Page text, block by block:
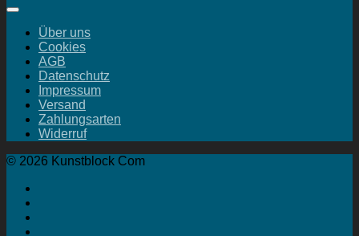
Über uns
Cookies
AGB
Datenschutz
Impressum
Versand
Zahlungsarten
Widerruf
© 2026 Kunstblock Com